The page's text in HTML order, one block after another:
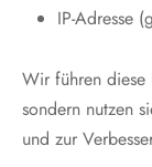
IP-Adresse
Wir führen diese
sondern nutzen
und zur